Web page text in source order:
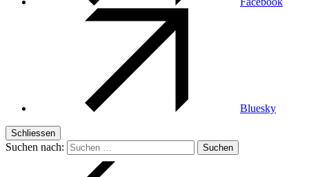
Bluesky
Schliessen
Suchen nach: